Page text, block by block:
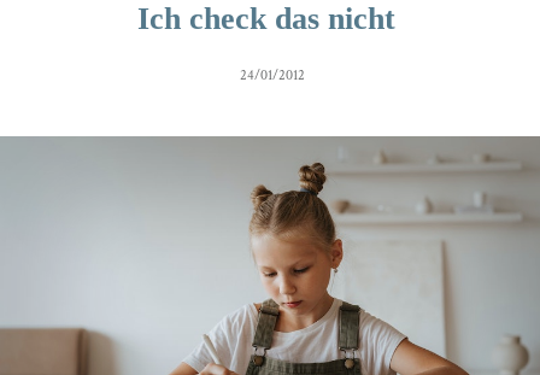
Ich check das nicht
24/01/2012